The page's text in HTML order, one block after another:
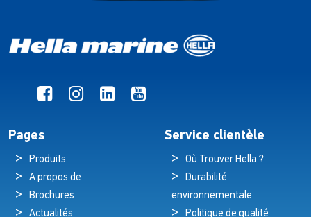
Pages
Produits
A propos de
Brochures
Actualités
Service clientèle
Où Trouver Hella ?
Durabilité
environnementale
Politique de qualité